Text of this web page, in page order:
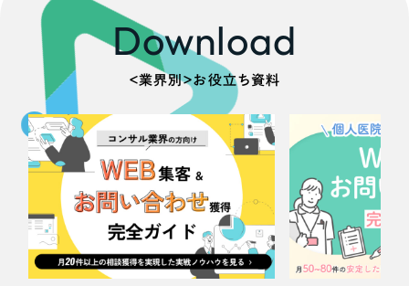
Download
＜業界別＞お役立ち資料